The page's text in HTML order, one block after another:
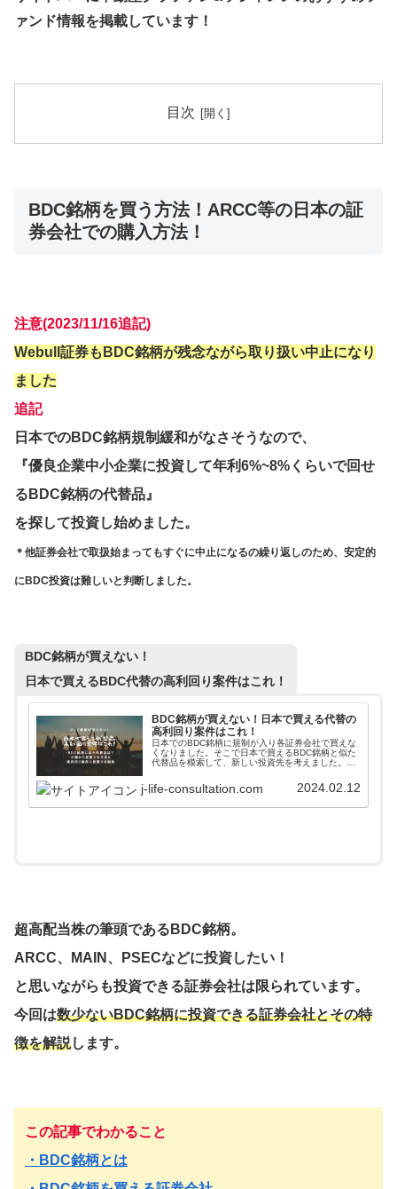
ァンド情報を掲載しています！
目次
BDC銘柄を買う方法！ARCC等の日本の証
券会社での購入方法！
注意(2023/11/16追記)
Webull証券もBDC銘柄が残念ながら取り扱い中止になり
ました
追記
日本でのBDC銘柄規制緩和がなさそうなので、
『優良企業中小企業に投資して年利6%~8%くらいで回せ
るBDC銘柄の代替品』
を探して投資し始めました。
＊他証券会社で取扱始まってもすぐに中止になるの繰り返しのため、安定的
にBDC投資は難しいと判断しました。
BDC銘柄が買えない！
日本で買えるBDC代替の高利回り案件はこれ！
BDC銘柄が買えない！日本で買える代替の
高利回り案件はこれ！
日本でのBDC銘柄に規制が入り各証券会社で買えな
くなりました。そこで日本で買えるBDC銘柄と似た
代替品を模索して、新しい投資先を考えました。
ァンドに１万円から投資する方法を記載していま
す。
j-life-consultation.com 2024.02.12
超高配当株の筆頭であるBDC銘柄。
ARCC、MAIN、PSECなどに投資したい！
と思いながらも投資できる証券会社は限られています。
今回は数少ないBDC銘柄に投資できる証券会社とその特
徴を解説します。
この記事でわかること
・BDC銘柄とは